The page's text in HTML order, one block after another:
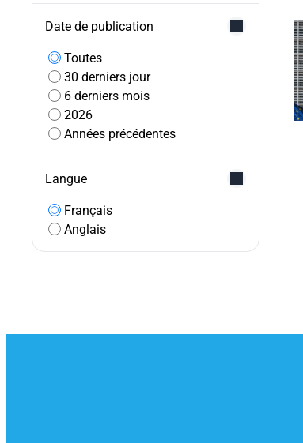
Date de publication
Toutes
30 derniers jour
6 derniers mois
2026
Années précédentes
Langue
Français
Anglais